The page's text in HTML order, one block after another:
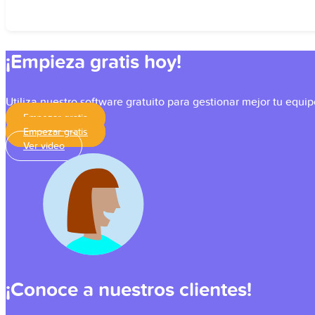
¡Empieza gratis hoy!
Utiliza nuestro software gratuito para gestionar mejor tu
Empezar gratis
Empezar gratis
Ver video
¡Conoce a nuestros clientes!